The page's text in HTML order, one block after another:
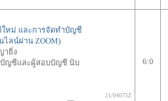
หม่ และการจัดทำบัญชี
ลน์ผ่าน ZOOM)
ายิ่ง
บัญชีและผู้สอบบัญชี นับ
21/04075Z
6:0